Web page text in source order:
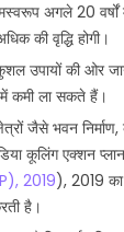
अगले 20 वर्षों
की वृद्धि होगी।
उपायों की ओर
में कमी ला सकते हैं।
जैसे भवन
कूलिंग एक्शन
2019), 2019
है।